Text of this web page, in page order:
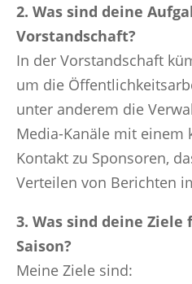
2. Was sind deine
Vorstandschaft?
In der Vorstandschaft
um die
unter anderem die
Media-Kanäle mit einem
Kontakt zu Sponsoren,
Verteilen von Berichten
3. Was sind deine
Saison?
Meine Ziele sind: